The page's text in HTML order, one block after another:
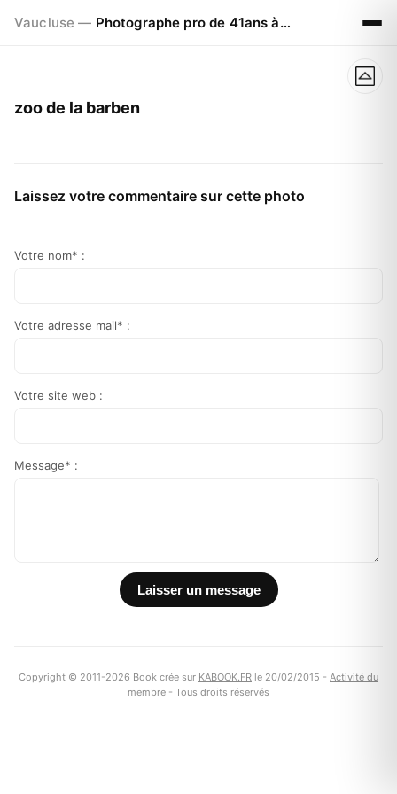
Vaucluse — Photographe pro de 41ans à Visan 84820
zoo de la barben
Laissez votre commentaire sur cette photo
Votre nom* :
Votre adresse mail* :
Votre site web :
Message* :
Copyright © 2011-2026 Book crée sur KABOOK.FR le 20/02/2015 - Activité du
membre - Tous droits réservés